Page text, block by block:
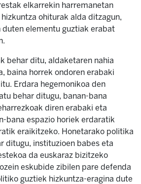
elkarrekin harremanetan
ohiturak alda ditzagun,
elementu guztiak erabat
behar ditu, aldaketaren nahia
baina horrek ondoren erabaki
Erdara hegemonikoa den
behar ditugu, banan-bana
diren erabaki eta
bana espazio horiek erdaratik
eraikitzeko. Honetarako politika
ditugu, instituzioen babes eta
da euskaraz bizitzeko
eskubide zibilen pare defenda
guztiek hizkuntza-eragina dute